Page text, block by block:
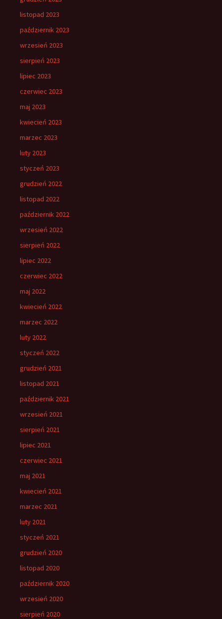
listopad 2023
październik 2023
wrzesień 2023
sierpień 2023
lipiec 2023
czerwiec 2023
maj 2023
kwiecień 2023
marzec 2023
luty 2023
styczeń 2023
grudzień 2022
listopad 2022
październik 2022
wrzesień 2022
sierpień 2022
lipiec 2022
czerwiec 2022
maj 2022
kwiecień 2022
marzec 2022
luty 2022
styczeń 2022
grudzień 2021
listopad 2021
październik 2021
wrzesień 2021
sierpień 2021
lipiec 2021
czerwiec 2021
maj 2021
kwiecień 2021
marzec 2021
luty 2021
styczeń 2021
grudzień 2020
listopad 2020
październik 2020
wrzesień 2020
sierpień 2020